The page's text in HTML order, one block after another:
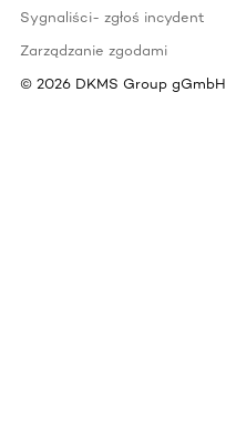
Sygnaliści- zgłoś incydent
Zarządzanie zgodami
© 2026 DKMS Group gGmbH